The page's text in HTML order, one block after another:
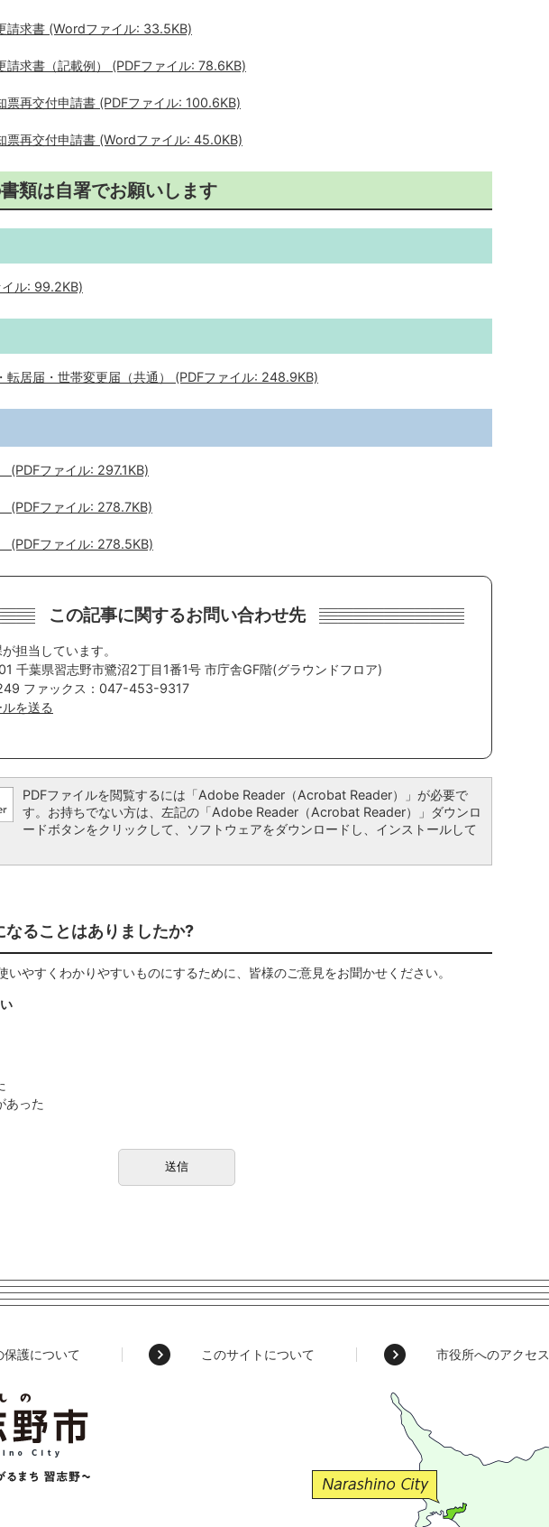
請求書 (Wordファイル: 33.5KB)
請求書（記載例） (PDFファイル: 78.6KB)
票再交付申請書 (PDFファイル: 100.6KB)
票再交付申請書 (Wordファイル: 45.0KB)
書類は自署でお願いします
ル: 99.2KB)
転居届・世帯変更届（共通） (PDFファイル: 248.9KB)
(PDFファイル: 297.1KB)
(PDFファイル: 278.7KB)
(PDFファイル: 278.5KB)
この記事に関するお問い合わせ先
担当しています。
千葉県習志野市鷺沼2丁目1番1号 市庁舎GF階(グラウンドフロア)
ファックス：047-453-9317
を送る
PDFファイルを閲覧するには「Adobe Reader（Acrobat Reader）」が必要で
す。お持ちでない方は、左記の「Adobe Reader（Acrobat Reader）」ダウンロ
ードボタンをクリックして、ソフトウェアをダウンロードし、インストールして
なることはありましたか?
いやすくわかりやすいものにするために、皆様のご意見をお聞かせください。
あった
保護について このサイトについて 市役所へのアクセス